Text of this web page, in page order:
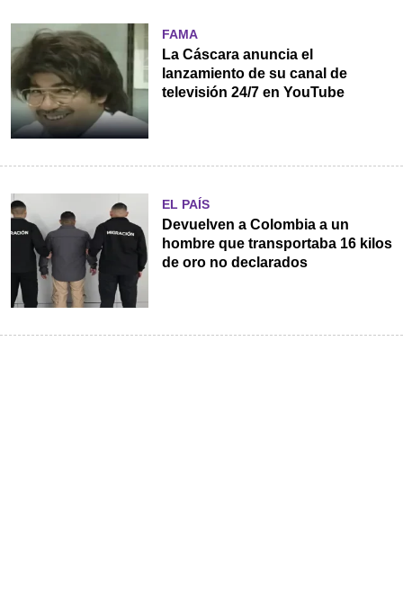
FAMA
La Cáscara anuncia el
lanzamiento de su canal de
televisión 24/7 en YouTube
EL PAÍS
Devuelven a Colombia a un
hombre que transportaba 16 kilos
de oro no declarados